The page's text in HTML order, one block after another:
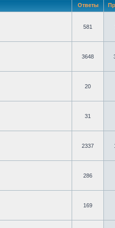
Ответы
581
3648
20
31
2337
286
169